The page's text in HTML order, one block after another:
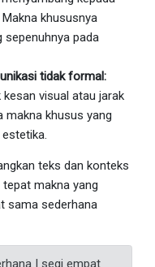
khususnya
sepenuhnya pada
tidak formal:
visual atau jarak
makna khusus yang
teks dan konteks
makna yang
sama sederhana
| segi empat